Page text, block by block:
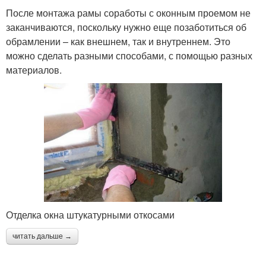
После монтажа рамы соработы с оконным проемом не
заканчиваются, поскольку нужно еще позаботиться об
обрамлении – как внешнем, так и внутреннем. Это
можно сделать разными способами, с помощью разных
материалов.
Отделка окна штукатурными откосами
читать дальше →